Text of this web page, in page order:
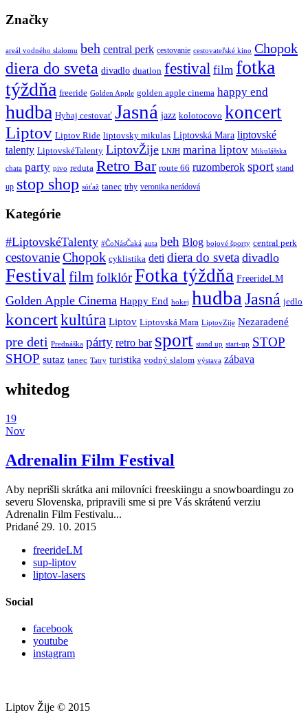
Značky
areál vodného slalomu beh central perk cestovanie cestovateľské kino Chopok
diera do sveta divadlo duatlon festival film fotka
týždňa freeride Golden Apple golden apple cinema happy end
hudba Hybaj cestovať Jasná jazz kolotocovo koncert
Liptov Liptov Ride liptovsky mikulas Liptovská Mara liptovské
talenty LiptovskéTalenty LiptovŽije LNJH marina liptov Mikulášska
chata party pivo reduta Retro Bar route 66 ruzomberok sport stand
up stop shop súťaž tanec trhy veronika nerádová
Kategórie
#LiptovskéTalenty #ČoNásČaká auta beh Blog bojové športy central perk
cestovanieChopok cyklistika deti diera do sveta divadlo
Festival filmfolklórFotka týždňa FreerideLM
Golden Apple Cinema Happy End hokej hudba Jasná jedlo
koncertkultúra Liptov Liptovská Mara LiptovZije Nezaradené
pre deti Prednáška párty retro bar sport stand up start-up STOP
SHOP sutaz tanec Tatry turistika vodný slalom výstava zábava
whitedog
19
Nov
Adrenalin Film Festival
Aby neprišli skrátka ani milovníci freeskiingu a snowboardingu zo
severu Slovenska, pripravili sme si pre Vás skrátenú verziu
Adrenalin Film Festivalu...
Pridané 29. 10. 2015
freerideLM
sup-liptov
liptov-lasers
Social
facebook
youtube
instagram
Liptov Žije © 2015